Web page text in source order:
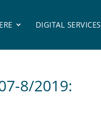
DIGITAL SERVICES
8/2019: